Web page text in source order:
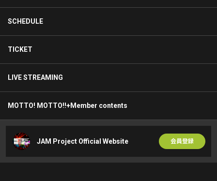
SCHEDULE
TICKET
LIVE STREAMING
MOTTO! MOTTO!!+Member contents
JAM Project Official Website 会員登録